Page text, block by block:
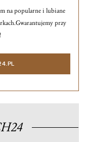
na popularne i lubiane
Gwarantujemy przy